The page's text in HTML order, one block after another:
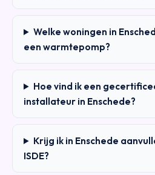
Welke woningen in
een warmtepomp?
Hoe vind ik een
installateur in Enschede?
Krijg ik in Enschede
ISDE?